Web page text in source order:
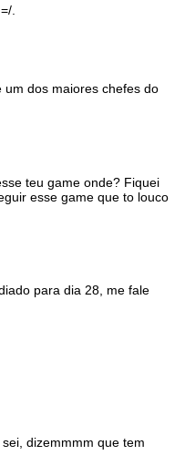
.
dos maiores chefes do
teu game onde? Fiquei
esse game que to louco
para dia 28, me fale
dizemmmm que tem